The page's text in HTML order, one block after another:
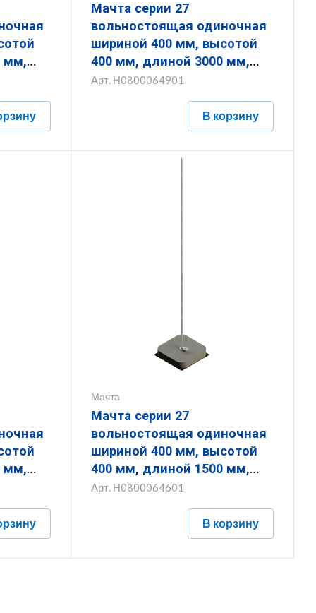
мм,
16
Мачта серии 27
вольностоящая одиночная
шириной 400 мм, высотой
400 мм, длиной 3000 мм,
толщиной (диаметром) 16
ЗМВО.400.400.3000.16.1
Арт. Н0800064901
В корзину
мм,
16
Мачта
Мачта серии 27
вольностоящая одиночная
шириной 400 мм, высотой
400 мм, длиной 1500 мм,
толщиной (диаметром) 16
ЗМВО.400.400.1500.16.1
Арт. Н0800064601
В корзину